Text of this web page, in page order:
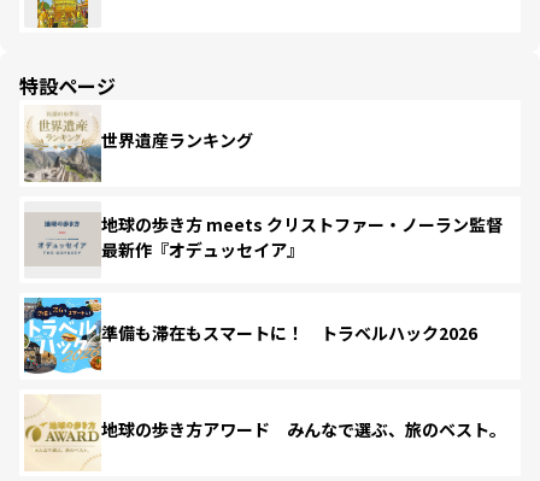
特設ページ
世界遺産ランキング
地球の歩き方 meets クリストファー・ノーラン監督
最新作『オデュッセイア』
準備も滞在もスマートに！ トラベルハック2026
地球の歩き方アワード みんなで選ぶ、旅のベスト。